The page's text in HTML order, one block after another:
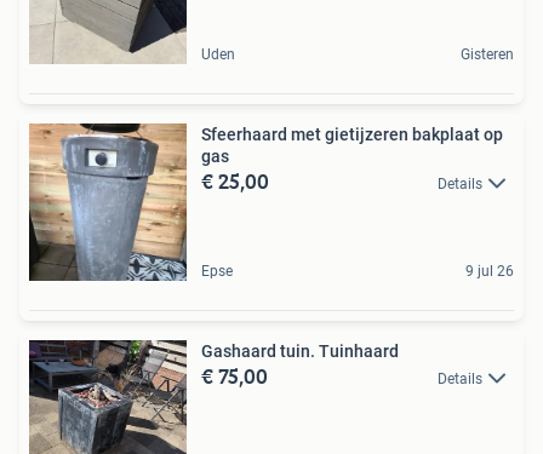
Uden Gisteren
Sfeerhaard met gietijzeren bakplaat op
gas
€ 25,00 Details
Epse 9 jul 26
Gashaard tuin. Tuinhaard
€ 75,00 Details